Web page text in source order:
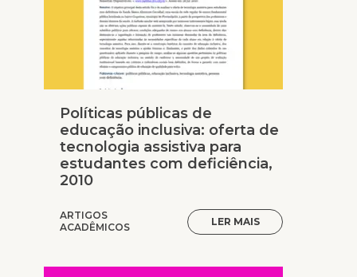
Políticas públicas de
educação inclusiva: oferta de
tecnologia assistiva para
estudantes com deficiência,
2010
ARTIGOS
ACADÊMICOS
LER MAIS